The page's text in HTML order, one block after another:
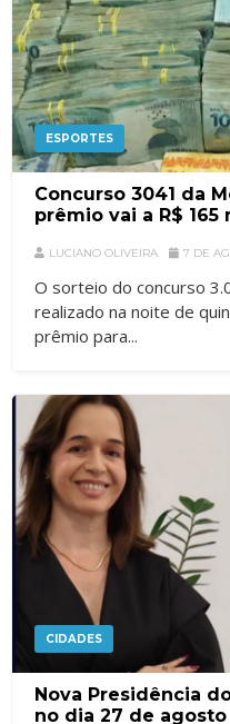
ESPORTES
Concurso 3041 da
prêmio vai a R$ 165
LUCIANO OLIVEIRA 7 DE
O sorteio do concurso
realizado na noite de
prêmio para...
CIDADES
Nova Presidência
no dia 27 de agosto